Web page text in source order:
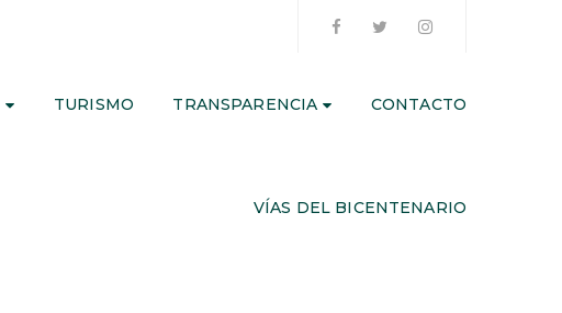
TURISMO TRANSPARENCIA CONTACTO
VÍAS DEL BICENTENARIO